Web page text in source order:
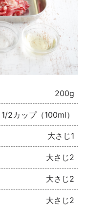
200g
1/2カップ（100ml）
大さじ1
大さじ2
大さじ2
大さじ2